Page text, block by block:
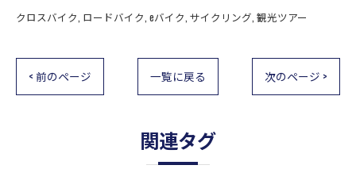
クロスバイク ロードバイク eバイク サイクリング 観光ツアー
< 前のページ 一覧に戻る 次のページ >
関連タグ